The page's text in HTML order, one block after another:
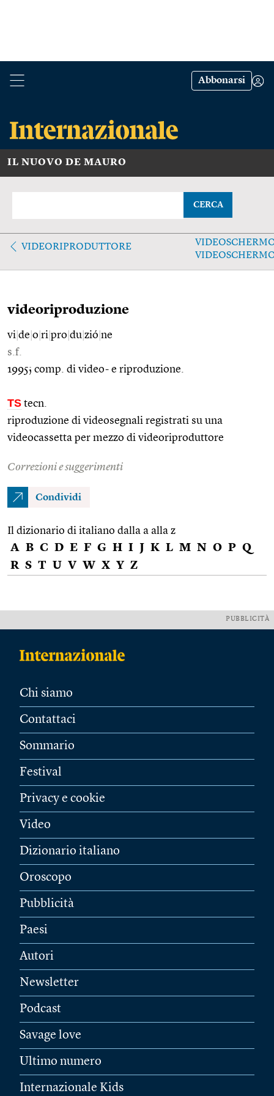
Abbonarsi
IL NUOVO DE MAURO
CERCA
VIDEORIPRODUTTORE
videoriproduzione
vi de o ri pro du zió ne
s.f.
1995; comp. di video- e riproduzione.
TS tecn.
riproduzione di videosegnali registrati su una
videocassetta per mezzo di videoriproduttore
Correzioni e suggerimenti
Condividi
Il dizionario di italiano dalla a alla z
A B C D E F G H I J K L M N O P Q
R S T U V W X Y Z
PUBBLICITÀ
Chi siamo
Contattaci
Sommario
Festival
Privacy e cookie
Video
Dizionario italiano
Oroscopo
Pubblicità
Paesi
Autori
Newsletter
Podcast
Savage love
Ultimo numero
Internazionale Kids